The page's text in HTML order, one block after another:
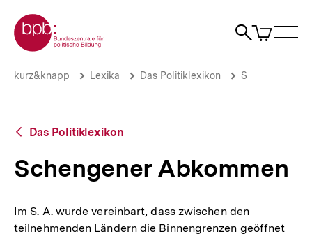
zum
Seiteninhalt
springen
Zur Startseite der bpb
Suche
Artikel
im
Schengener
Brotkrümelnavigation
Pfadnavigation
kurz&knapp Lexika Das Politiklexikon S
Zurück
Übersicht
Das Politiklexikon
Schengener Abkommen
Im S. A. wurde vereinbart, dass zwischen den
teilnehmenden Ländern die Binnengrenzen geöffnet